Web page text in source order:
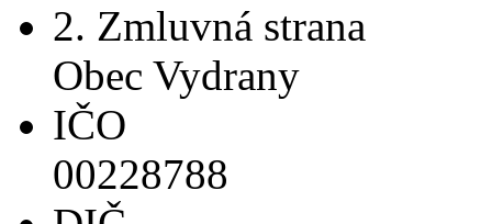
2. Zmluvná strana
Obec Vydrany
IČO
00228788